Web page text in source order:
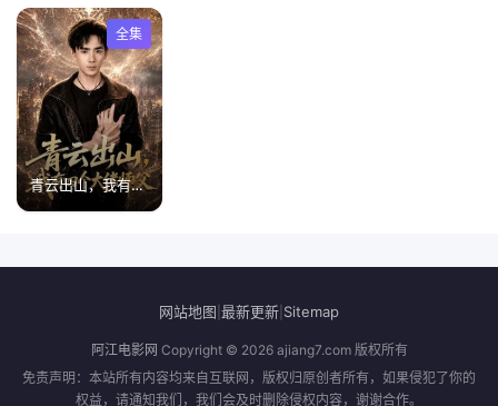
全集
青云出山，我有四个大佬师父
网站地图 最新更新 Sitemap
阿江电影网 Copyright © 2026 ajiang7.com 版权所有
免责声明：本站所有内容均来自互联网，版权归原创者所有，如果侵犯了你的
权益，请通知我们，我们会及时删除侵权内容，谢谢合作。